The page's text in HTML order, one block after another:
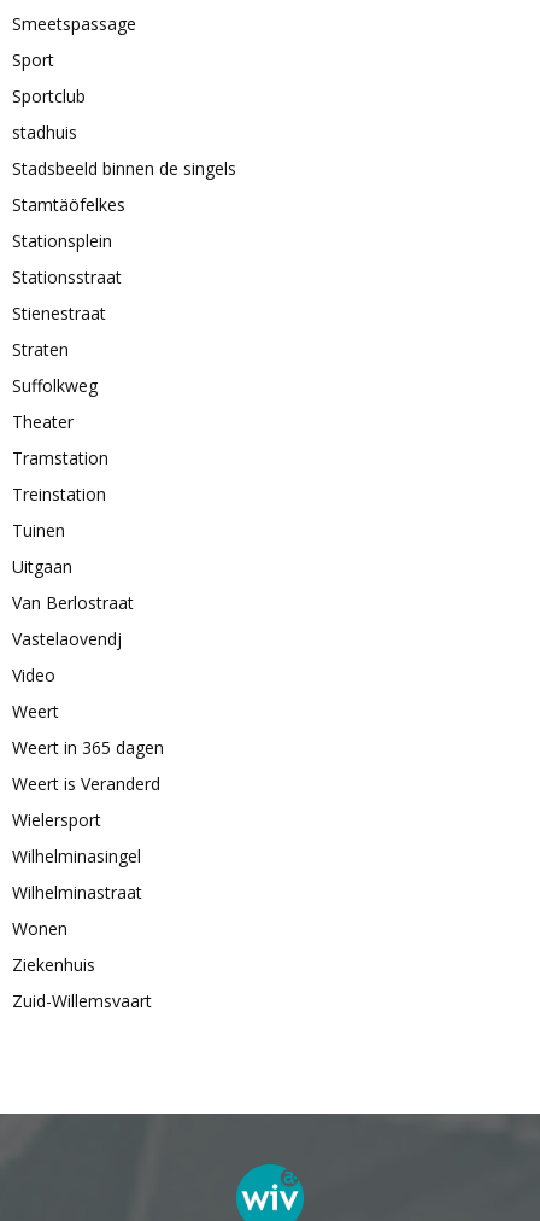
Smeetspassage
Sport
Sportclub
stadhuis
Stadsbeeld binnen de singels
Stamtäöfelkes
Stationsplein
Stationsstraat
Stienestraat
Straten
Suffolkweg
Theater
Tramstation
Treinstation
Tuinen
Uitgaan
Van Berlostraat
Vastelaovendj
Video
Weert
Weert in 365 dagen
Weert is Veranderd
Wielersport
Wilhelminasingel
Wilhelminastraat
Wonen
Ziekenhuis
Zuid-Willemsvaart